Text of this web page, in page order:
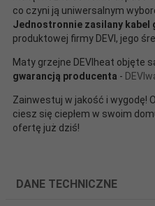
co czyni ją uniwersalnym
Jednostronnie zasilany kabel
produktowej firmy DEVI, jego
Maty grzejne DEVIheat objęte
gwarancją producenta -
Zainwestuj w jakość i wygodę!
ciesz się ciepłem w swoim
ofertę już dziś!
DANE TECHNICZNE